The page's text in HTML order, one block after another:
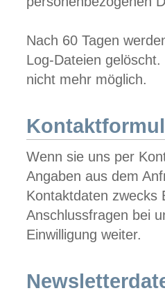
Nach 60 Tagen
Log-Dateien
nicht mehr möglich.
Wenn sie uns per
Angaben aus dem
Kontaktdaten zwecks
Anschlussfragen bei
Einwilligung weiter.